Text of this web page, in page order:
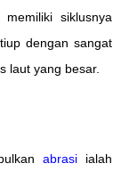
siklusnya
dengan sangat
laut yang besar.
abrasiialah